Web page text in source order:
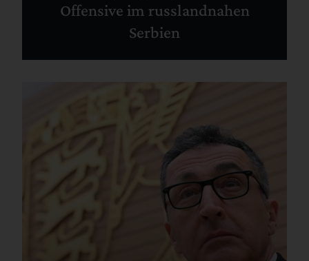
Offensive im russlandnahen
Serbien